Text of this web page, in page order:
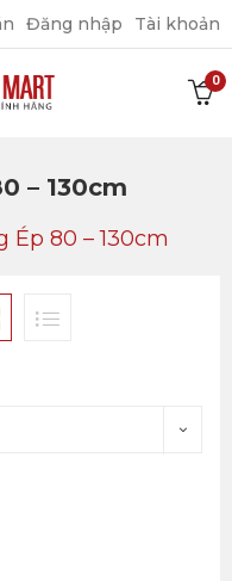
Đăng nhập Tài khoản
– 130cm
Ép 80 – 130cm